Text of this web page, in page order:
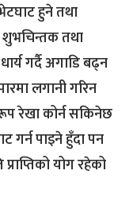
हुने तथा
शुभचिन्तक तथा
गर्दै अगाडि बढ्न
लगानी गरिन
रेखा कोर्न सकिनेछ
गर्न पाइने हुँदा पन
योग रहेको